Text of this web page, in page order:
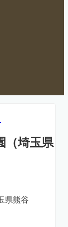
（埼玉県